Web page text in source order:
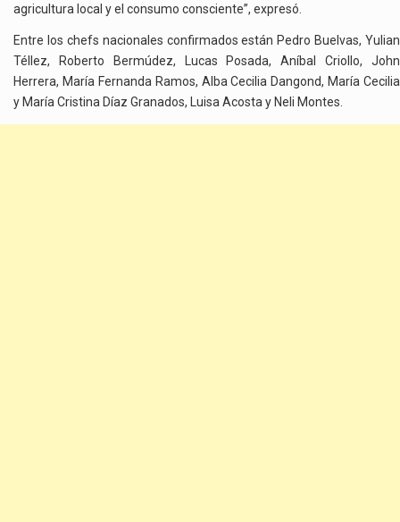
agricultura local y el consumo consciente”, expresó.
Entre los chefs nacionales confirmados están Pedro Buelvas, Yulian
Téllez, Roberto Bermúdez, Lucas Posada, Aníbal Criollo, John
Herrera, María Fernanda Ramos, Alba Cecilia Dangond, María Cecilia
y María Cristina Díaz Granados, Luisa Acosta y Neli Montes.